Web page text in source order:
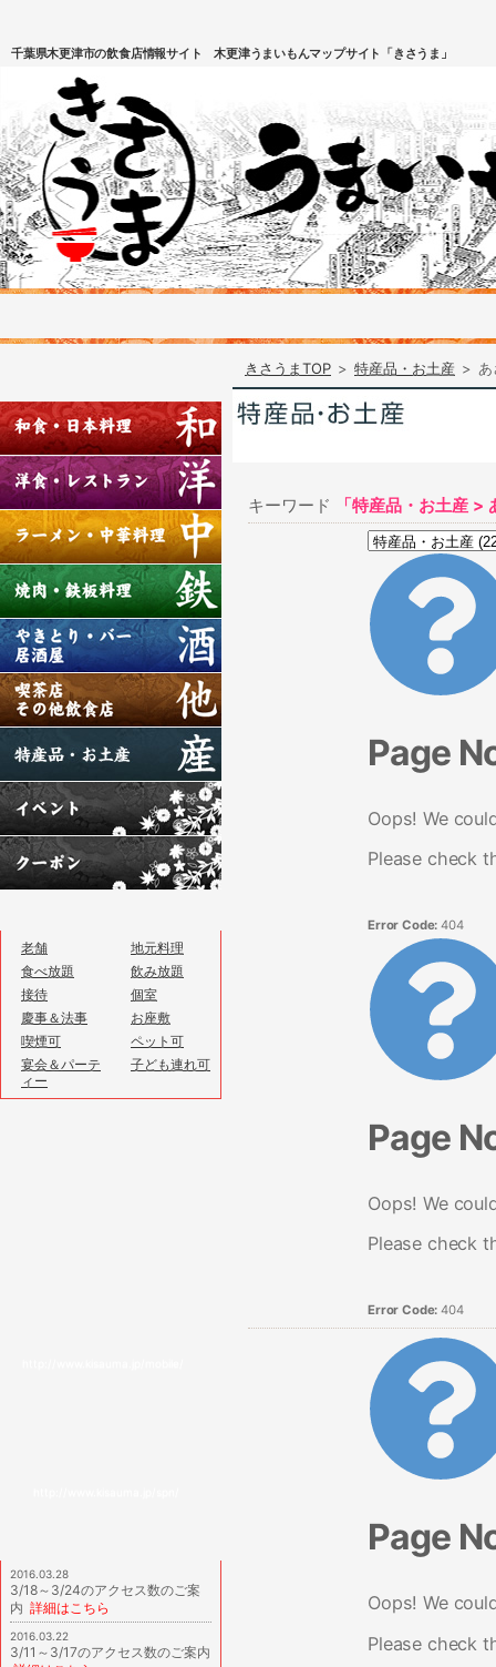
千葉県木更津市の飲食店情報サイト 木更津うまいもんマップサイト「きさうま」
老舗
地元料理
食べ放題
飲み放題
接待
個室
慶事＆法事
お座敷
喫煙可
ペット可
宴会＆パーテ
ィー
子ども連れ可
2016.03.28
3/18～3/24のアクセス数のご案
内 詳細はこちら
2016.03.22
3/11～3/17のアクセス数のご案内
きさうまTOP > 特産品・お土産 >
キーワード 「特産品・お土産 >
Page
Oops! We
Please check
Error Code: 404
Page
Oops! We
Please check
Error Code: 404
Page
Oops! We
Please check